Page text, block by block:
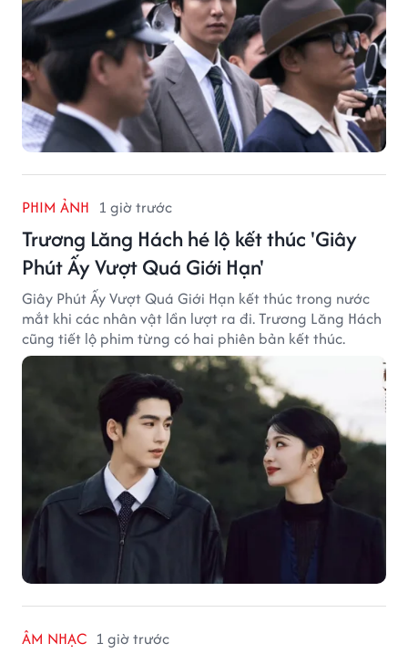
PHIM ẢNH 1 giờ trước
Trương Lăng Hách hé lộ kết thúc 'Giây
Phút Ấy Vượt Quá Giới Hạn'
Giây Phút Ấy Vượt Quá Giới Hạn kết thúc trong nước
mắt khi các nhân vật lần lượt ra đi. Trương Lăng Hách
cũng tiết lộ phim từng có hai phiên bản kết thúc.
ÂM NHẠC 1 giờ trước